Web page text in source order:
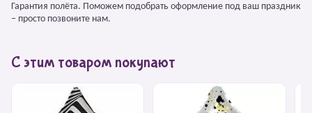
Гарантия полёта. Поможем подобрать оформление под ваш праздник
– просто позвоните нам.
С этим товаром покупают